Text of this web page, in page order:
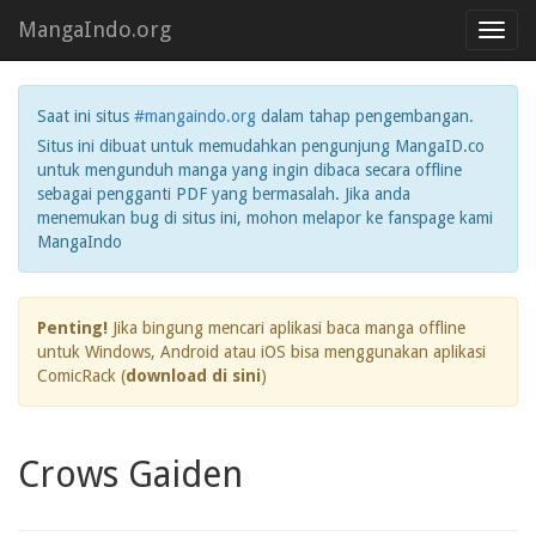
MangaIndo.org
Saat ini situs #mangaindo.org dalam tahap pengembangan.
Situs ini dibuat untuk memudahkan pengunjung MangaID.co
untuk mengunduh manga yang ingin dibaca secara offline
sebagai pengganti PDF yang bermasalah. Jika anda
menemukan bug di situs ini, mohon melapor ke fanspage kami
MangaIndo
Penting! Jika bingung mencari aplikasi baca manga offline
untuk Windows, Android atau iOS bisa menggunakan aplikasi
ComicRack (download di sini)
Crows Gaiden